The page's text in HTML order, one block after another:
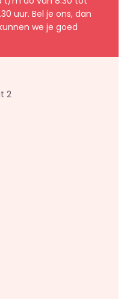
uur. Bel je ons, dan
we je goed
2